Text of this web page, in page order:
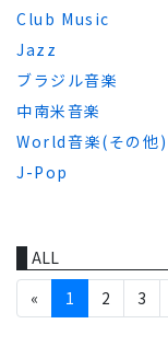
Club Music
Jazz
ブラジル音楽
中南米音楽
World音楽(その他)
J-Pop
ALL
«
1 2 3